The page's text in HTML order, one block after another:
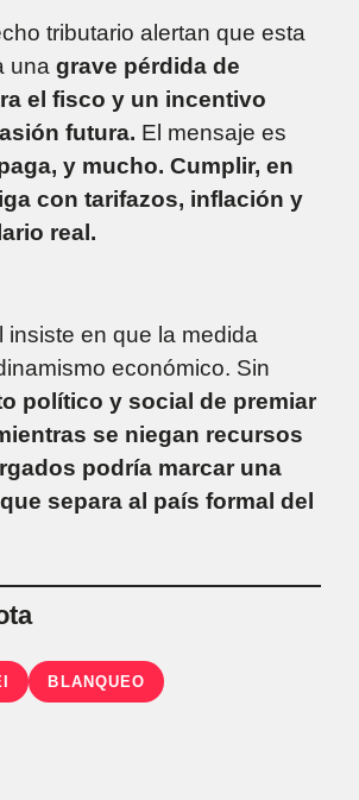
tributario alertan que esta
una grave pérdida de
el fisco y un incentivo
futura. El mensaje es
y mucho. Cumplir, en
con tarifazos, inflación y
real.
insiste en que la medida
económico. Sin
político y social de premiar
se niegan recursos
podría marcar una
separa al país formal del
BLANQUEO